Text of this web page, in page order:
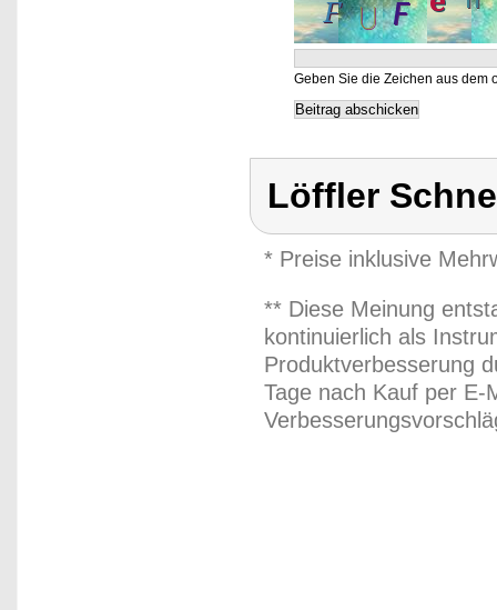
Geben Sie die Zeichen aus dem
Löffler
* Preise inklusive
** Diese Meinung
kontinuierlich als
Produktverbesserung
Tage nach Kauf per E-